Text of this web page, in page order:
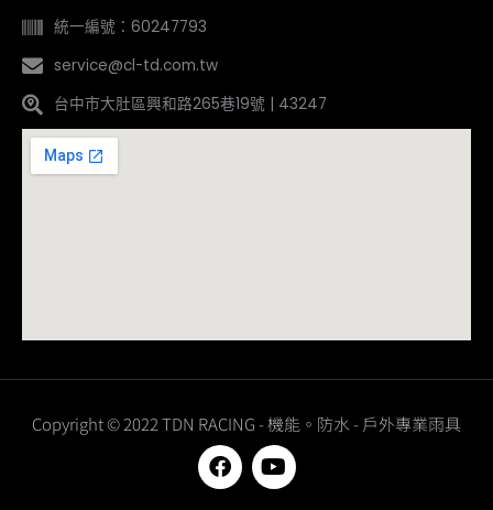
統一編號：60247793
service@cl-td.com.tw
台中市大肚區興和路265巷19號 | 43247
Copyright © 2022 TDN RACING - 機能。防水 - 戶外專業雨具
F
a
c
Y
o
u